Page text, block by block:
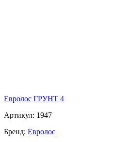
Евролос ГРУНТ 4
Артикул: 1947
Бренд: Евролос